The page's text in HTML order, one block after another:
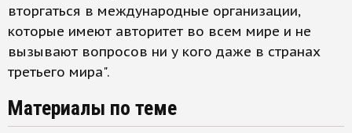
вторгаться в международные организации,
которые имеют авторитет во всем мире и не
вызывают вопросов ни у кого даже в странах
третьего мира".
Материалы по теме